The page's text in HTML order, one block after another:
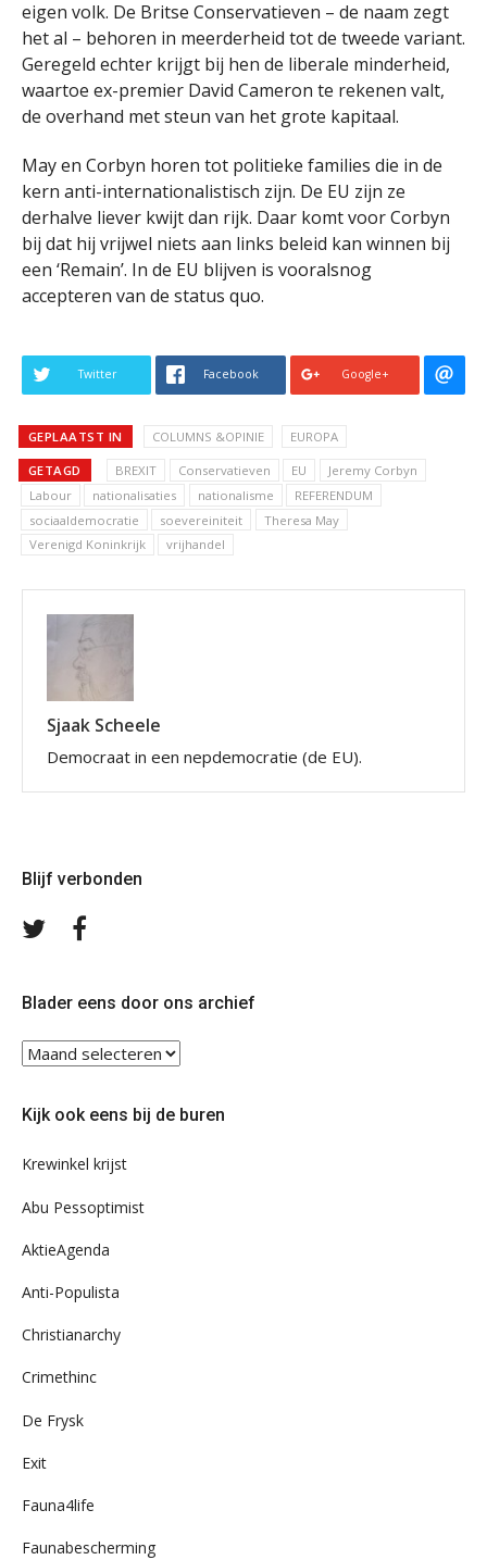
eigen volk. De Britse Conservatieven – de naam zegt
het al – behoren in meerderheid tot de tweede variant.
Geregeld echter krijgt bij hen de liberale minderheid,
waartoe ex-premier David Cameron te rekenen valt,
de overhand met steun van het grote kapitaal.
May en Corbyn horen tot politieke families die in de
kern anti-internationalistisch zijn. De EU zijn ze
derhalve liever kwijt dan rijk. Daar komt voor Corbyn
bij dat hij vrijwel niets aan links beleid kan winnen bij
een ‘Remain’. In de EU blijven is vooralsnog
accepteren van de status quo.
Twitter Facebook Google+
GEPLAATST IN COLUMNS &OPINIE EUROPA
GETAGD BREXIT Conservatieven EU
Jeremy Corbyn
Labour
nationalisaties nationalisme
REFERENDUM
sociaaldemocratie
soevereiniteit
Theresa May
Verenigd Koninkrijk
vrijhandel
Sjaak Scheele
Democraat in een nepdemocratie (de EU).
Blijf verbonden
Volg
Blader eens door ons archief
Blader
ons
Kijk ook eens bij de buren
Krewinkel krijst
Abu Pessoptimist
AktieAgenda
Anti-Populista
Christianarchy
Crimethinc
De Frysk
Exit
Fauna4life
Faunabescherming